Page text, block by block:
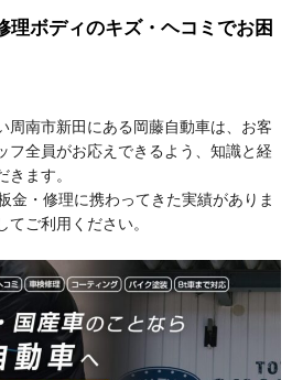
理ボディのキズ・ヘコミでお困
周南市新田にある岡藤自動車は、お客
フ全員がお応えできるよう、知識と経
ます。
金・修理に携わってきた実績がありま
ご利用ください。